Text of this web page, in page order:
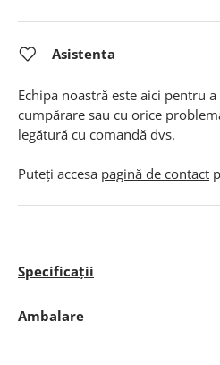
Asistenta
Echipa noastră este aici pentru
cumpărare sau cu orice
legătură cu comandă dvs.
Puteți accesa pagină de contact
Specificații
Ambalare